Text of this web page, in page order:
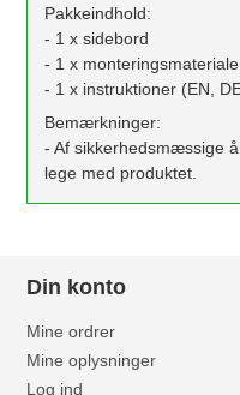
Pakkeindhold:
- 1 x sidebord
- 1 x monteringsmateriale
- 1 x instruktioner (EN,
Bemærkninger:
- Af sikkerhedsmæssige
lege med produktet.
Din konto
Mine ordrer
Mine oplysninger
Log ind